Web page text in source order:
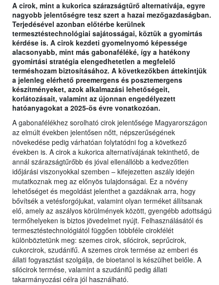
A cirok, mint a kukorica szárazságtűrő alternatívája, egyre
nagyobb jelentőségre tesz szert a hazai mezőgazdaságban.
Terjedésével azonban előtérbe kerülnek
termesztéstechnológiai sajátosságai, köztük a gyomirtás
kérdése is. A cirok kezdeti gyomelnyomó képessége
alacsonyabb, mint más gabonaféléké, így a hatékony
gyomirtási stratégia elengedhetetlen a megfelelő
terméshozam biztosításához. A következőkben áttekintjük
a jelenleg elérhető preemergens és posztemergens
készítményeket, azok alkalmazási lehetőségeit,
korlátozásait, valamint az újonnan engedélyezett
hatóanyagokat a 2025-ös évre vonatkozóan.
A gabonafélékhez sorolható cirok jelentősége Magyarországon
az elmúlt években jelentősen nőtt, népszerűségének
növekedése pedig várhatóan folytatódni fog a következő
években is. A cirok a kukorica alternatívájának tekinthető, de
annál szárazságtűrőbb és jóval ellenállóbb a kedvezőtlen
időjárási viszonyokkal szemben – kifejezetten aszály idején
mutatkoznak meg az előnyös tulajdonságai. Ez a növény
lehetőséget és megoldást jelenthet a gazdáknak arra, hogy
bővítsék a vetésforgójukat, valamint olyan terméket állítsanak
elő, amely az aszályos körülmények között, gyengébb adottságú
termőhelyeken is biztos jövedelmet nyújt. Felhasználásától és
termesztéstechnológiától függően többféle cirokfélét
különböztetünk meg: szemes cirok, silócirok, seprűcirok,
cukorcirok, szudánifű. A szemes cirok termése az emberi és
állati fogyasztást szolgálja, de bioetanol is készülhet belőle. A
silócirok termése, valamint a szudánifű pedig állati
takarmányozási célra jól használható.